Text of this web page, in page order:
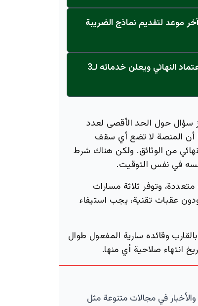
موعد لتقديم نماذج الضريبة
عاجل: القناة تنطلق... مركز أورام الجامعة يحصل على الاعتماد النهائي ويعلن خدماته لـ3
سؤال حول الحد الأقصى لعدد
أن المنصة لا تضع أي سقف
من الوثائق. ولكن هناك شرط
في نفس التوقيت.
وتوفر ثلاثة مسارات
عقبات تقنية، يجب استيفاء
وقائده سارية المفعول طوال
انتهاء صلاحية أي منها.
في مجالات متنوعة مثل